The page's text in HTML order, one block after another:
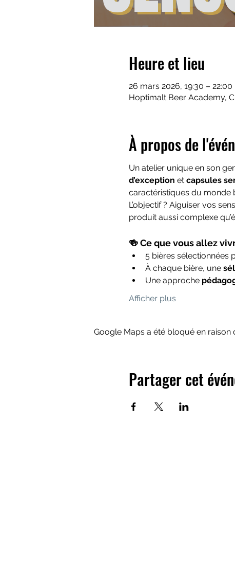
Heure et lieu
26 mars 2026, 19:30 – 22:00
Hoptimalt Beer Academy,
À propos de
Un atelier unique en son
d’exception et capsules
caractéristiques du monde
L’objectif ? Aiguiser vos
produit aussi complexe
🍻 Ce que vous allez
5 bières sélectionnées
À chaque bière, une
Une approche
Afficher plus
Google Maps a été bloqué en
Partager cet